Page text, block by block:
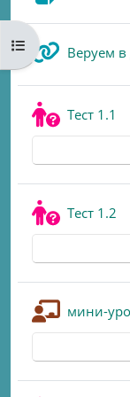
Open course index
Веруем в
Тест 1.1
Тест 1.2
мини-